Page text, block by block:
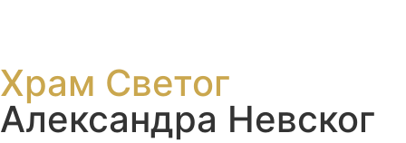
Храм Светог
Александра Невског